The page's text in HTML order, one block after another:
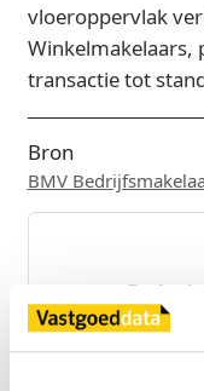
vloeroppervlak
Winkelmakelaars,
transactie tot
Bron
BMV
Zie direct welke
Deze informatie is